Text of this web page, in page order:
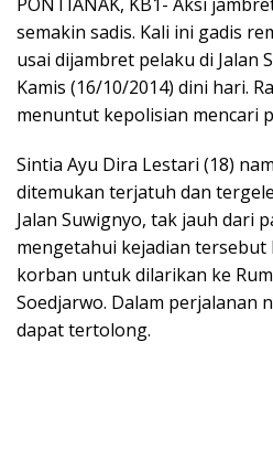
semakin sadis. Kali ini gadis
usai dijambret pelaku di Jalan
Kamis (16/10/2014) dini hari.
menuntut kepolisian mencari
Sintia Ayu Dira Lestari (18)
ditemukan terjatuh dan
Jalan Suwignyo, tak jauh dari
mengetahui kejadian
korban untuk dilarikan ke
Soedjarwo. Dalam perjalanan
dapat tertolong.